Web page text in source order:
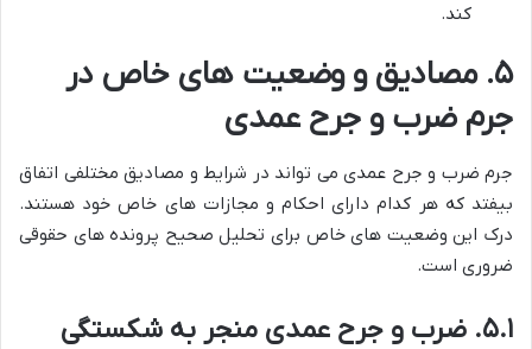
کند.
۵. مصادیق و وضعیت های خاص در
جرم ضرب و جرح عمدی
جرم ضرب و جرح عمدی می تواند در شرایط و مصادیق مختلفی اتفاق
بیفتد که هر کدام دارای احکام و مجازات های خاص خود هستند.
درک این وضعیت های خاص برای تحلیل صحیح پرونده های حقوقی
ضروری است.
۵.۱. ضرب و جرح عمدی منجر به شکستگی